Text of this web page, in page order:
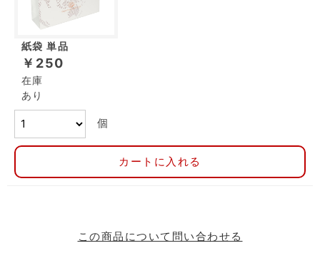
紙袋 単品
￥250
在庫
あり
個
カートに入れる
この商品について問い合わせる